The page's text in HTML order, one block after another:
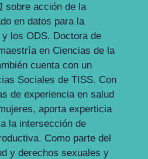
sobre acción de la
en datos para la
y los ODS. Doctora de
en Ciencias de la
cuenta con un
Sociales de TISS. Con
de experiencia en salud
aporta experticia
la intersección de
Como parte del
y derechos sexuales y